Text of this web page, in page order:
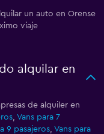
un auto en Orense
viaje
alquilar en
de alquiler en
, Vans para 7
9 pasajeros, Vans para